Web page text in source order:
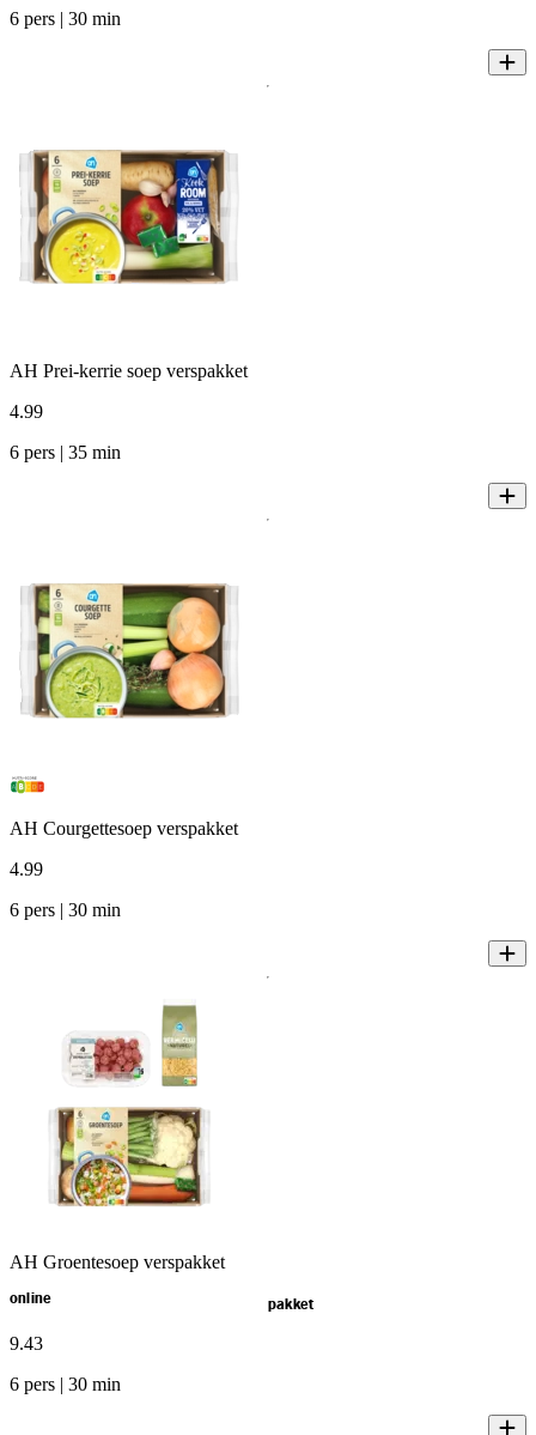
6 pers | 30 min
AH Prei-kerrie soep verspakket
4.99
6 pers | 35 min
AH Courgettesoep verspakket
4.99
6 pers | 30 min
AH Groentesoep verspakket
online pakket
9.43
6 pers | 30 min